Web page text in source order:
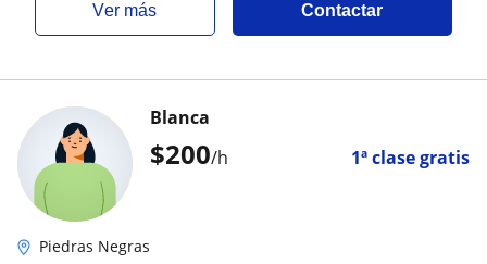
ver más Contactar
$200/h 1ª clase gratis
Blanca
Piedras Negras